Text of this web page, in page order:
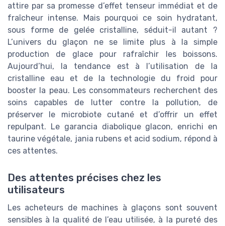
attire par sa promesse d’effet tenseur immédiat et de
fraîcheur intense. Mais pourquoi ce soin hydratant,
sous forme de gelée cristalline, séduit-il autant ?
L’univers du glaçon ne se limite plus à la simple
production de glace pour rafraîchir les boissons.
Aujourd’hui, la tendance est à l’utilisation de la
cristalline eau et de la technologie du froid pour
booster la peau. Les consommateurs recherchent des
soins capables de lutter contre la pollution, de
préserver le microbiote cutané et d’offrir un effet
repulpant. Le garancia diabolique glacon, enrichi en
taurine végétale, jania rubens et acid sodium, répond à
ces attentes.
Des attentes précises chez les
utilisateurs
Les acheteurs de machines à glaçons sont souvent
sensibles à la qualité de l’eau utilisée, à la pureté des